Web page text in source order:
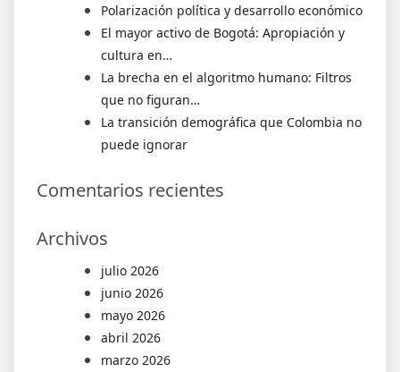
Polarización política y desarrollo económico
El mayor activo de Bogotá: Apropiación y
cultura en…
La brecha en el algoritmo humano: Filtros
que no figuran…
La transición demográfica que Colombia no
puede ignorar
Comentarios recientes
Archivos
julio 2026
junio 2026
mayo 2026
abril 2026
marzo 2026